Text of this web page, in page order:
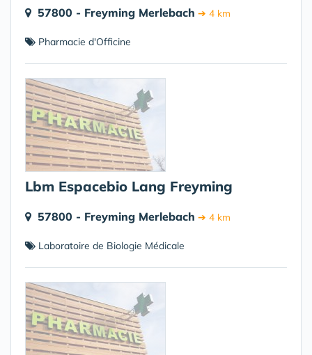
57800 - Freyming Merlebach ➔ 4 km
Pharmacie d'Officine
Lbm Espacebio Lang Freyming
57800 - Freyming Merlebach ➔ 4 km
Laboratoire de Biologie Médicale